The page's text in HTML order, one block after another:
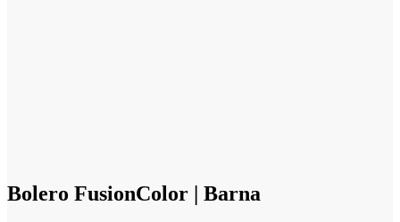
Bolero FusionColor | Barna